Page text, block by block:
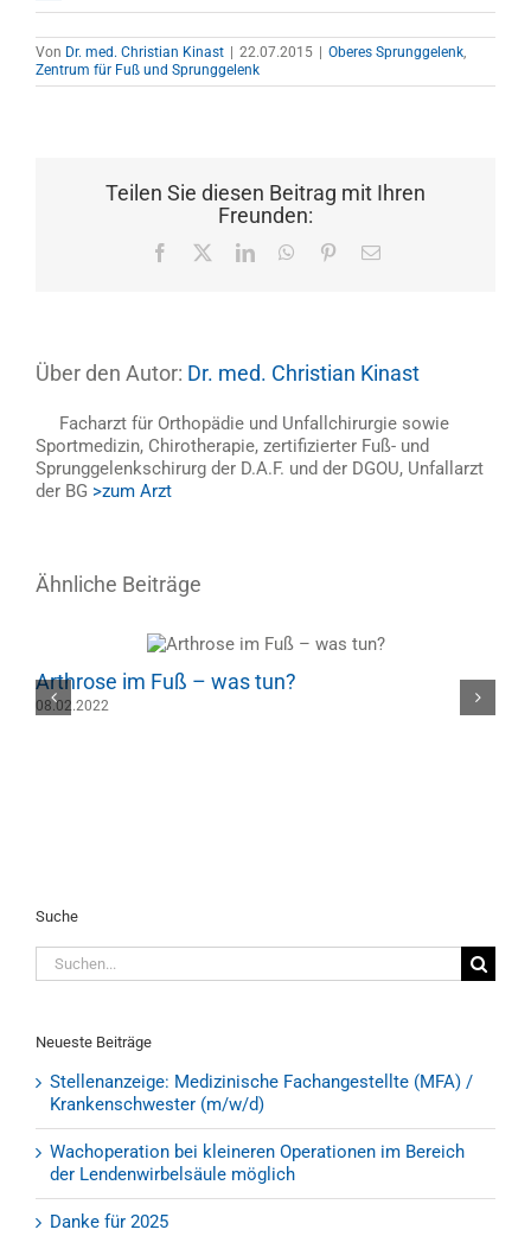
Von Dr. med. Christian Kinast 22.07.2015 Oberes Sprunggelenk,
Zentrum für Fuß und Sprunggelenk
Teilen Sie diesen Beitrag mit Ihren
Freunden:
Facebook LinkedInWhatsApp
Pinterest
E-
Über den Autor: Dr. med. Christian Kinast
Facharzt für Orthopädie und Unfallchirurgie sowie
Sportmedizin, Chirotherapie, zertifizierter Fuß- und
Sprunggelenkschirurg der D.A.F. und der DGOU, Unfallarzt
der BG >zum Arzt
Ähnliche Beiträge
Arthrose im Fuß – was tun?
08.02.2022
Suche
Suche
nach:
Neueste Beiträge
Stellenanzeige: Medizinische Fachangestellte (MFA) /
Krankenschwester (m/w/d)
Wachoperation bei kleineren Operationen im Bereich
der Lendenwirbelsäule möglich
Danke für 2025